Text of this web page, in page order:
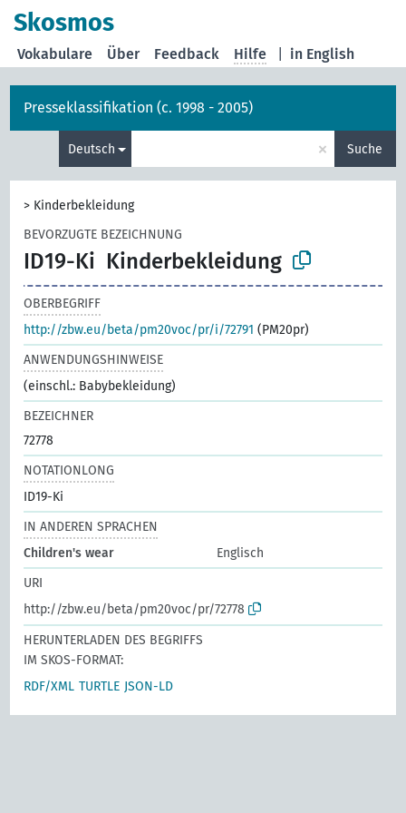
Skosmos
in English
Vokabulare Über Feedback Hilfe
Presseklassifikation (c. 1998 - 2005)
Deutsch × Suche
> Kinderbekleidung
BEVORZUGTE BEZEICHNUNG
ID19-Ki Kinderbekleidung
OBERBEGRIFF
http://zbw.eu/beta/pm20voc/pr/i/72791 (PM20pr)
ANWENDUNGSHINWEISE
(einschl.: Babybekleidung)
BEZEICHNER
72778
NOTATIONLONG
ID19-Ki
IN ANDEREN SPRACHEN
Children's wear
Englisch
URI
http://zbw.eu/beta/pm20voc/pr/72778
HERUNTERLADEN DES BEGRIFFS
IM SKOS-FORMAT:
RDF/XML TURTLE JSON-LD